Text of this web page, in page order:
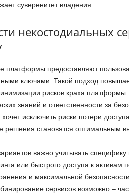
суверенитет владения.
некостодиальных
платформы предоставляют
ключами. Такой подход
рисков краха
знаний и ответственности за
хочет исключить риски потери
решения становятся оптимальным
важно учитывать
или быстрого доступа к активам
и максимальной
сервисов возможно –